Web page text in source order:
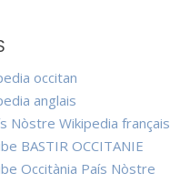
occitan
anglais
Nòstre Wikipedia français
BASTIR OCCITANIE
Occitània País Nòstre